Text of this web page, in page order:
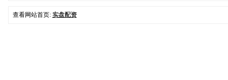
查看网站首页: 实盘配资